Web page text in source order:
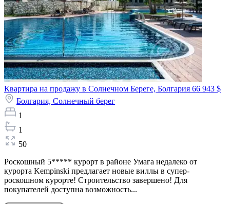
Квартира на продажу в Солнечном Береге, Болгария 66 943 $
Болгария, Солнечный берег
1
1
50
Роскошный 5***** курорт в районе Умага недалеко от
курорта Kempinski предлагает новые виллы в супер-
роскошном курорте! Строительство завершено! Для
покупателей доступна возможность...